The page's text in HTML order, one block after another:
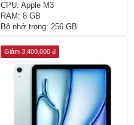
CPU: Apple M3
RAM: 8 GB
Bộ nhớ trong: 256 GB
Giảm 3.400.000 đ